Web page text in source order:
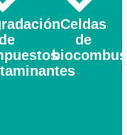
Celdas
de